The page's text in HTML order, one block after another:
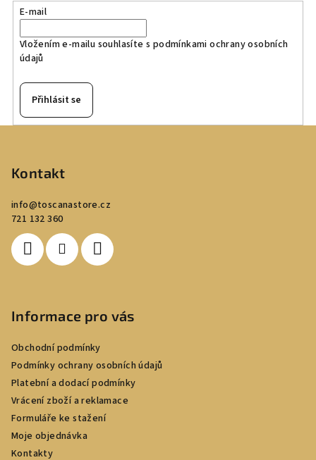
E-mail
Vložením e-mailu souhlasíte s podmínkami ochrany osobních
údajů
Přihlásit se
Kontakt
info@toscanastore.cz
721 132 360
Informace pro vás
Obchodní podmínky
Podmínky ochrany osobních údajů
Platební a dodací podmínky
Vrácení zboží a reklamace
Formuláře ke stažení
Moje objednávka
Kontakty